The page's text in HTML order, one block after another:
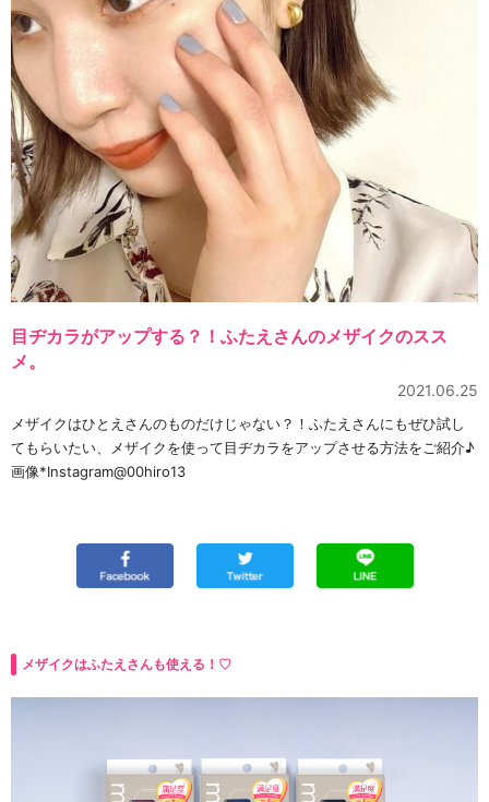
目ヂカラがアップする？！ふたえさんのメザイクのスス
メ。
2021.06.25
メザイクはひとえさんのものだけじゃない？！ふたえさんにもぜひ試し
てもらいたい、メザイクを使って目ヂカラをアップさせる方法をご紹介♪
画像*Instagram@00hiro13
メザイクはふたえさんも使える！♡